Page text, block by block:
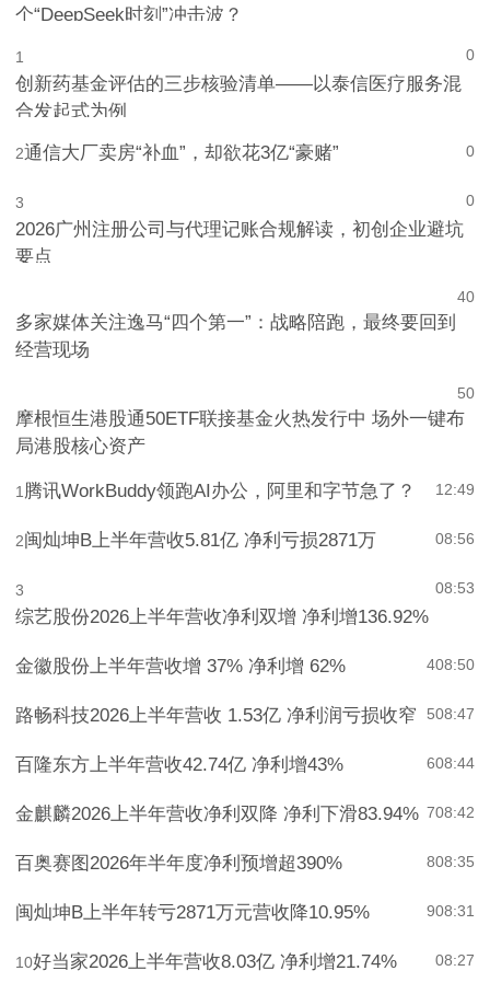
个“DeepSeek时刻”冲击波？
0
1
创新药基金评估的三步核验清单——以泰信医疗服务混
合发起式为例
0
2通信大厂卖房“补血”，却欲花3亿“豪赌”
0
3
2026广州注册公司与代理记账合规解读，初创企业避坑
要点
0
4
多家媒体关注逸马“四个第一”：战略陪跑，最终要回到
经营现场
0
5
摩根恒生港股通50ETF联接基金火热发行中 场外一键布
局港股核心资产
12:49
1腾讯WorkBuddy领跑AI办公，阿里和字节急了？
08:56
2闽灿坤B上半年营收5.81亿 净利亏损2871万
08:53
3
综艺股份2026上半年营收净利双增 净利增136.92%
08:50
4
金徽股份上半年营收增 37% 净利增 62%
08:47
5
路畅科技2026上半年营收 1.53亿 净利润亏损收窄
08:44
6
百隆东方上半年营收42.74亿 净利增43%
08:42
7
金麒麟2026上半年营收净利双降 净利下滑83.94%
08:35
8
百奥赛图2026年半年度净利预增超390%
08:31
9
闽灿坤B上半年转亏2871万元营收降10.95%
08:27
10好当家2026上半年营收8.03亿 净利增21.74%